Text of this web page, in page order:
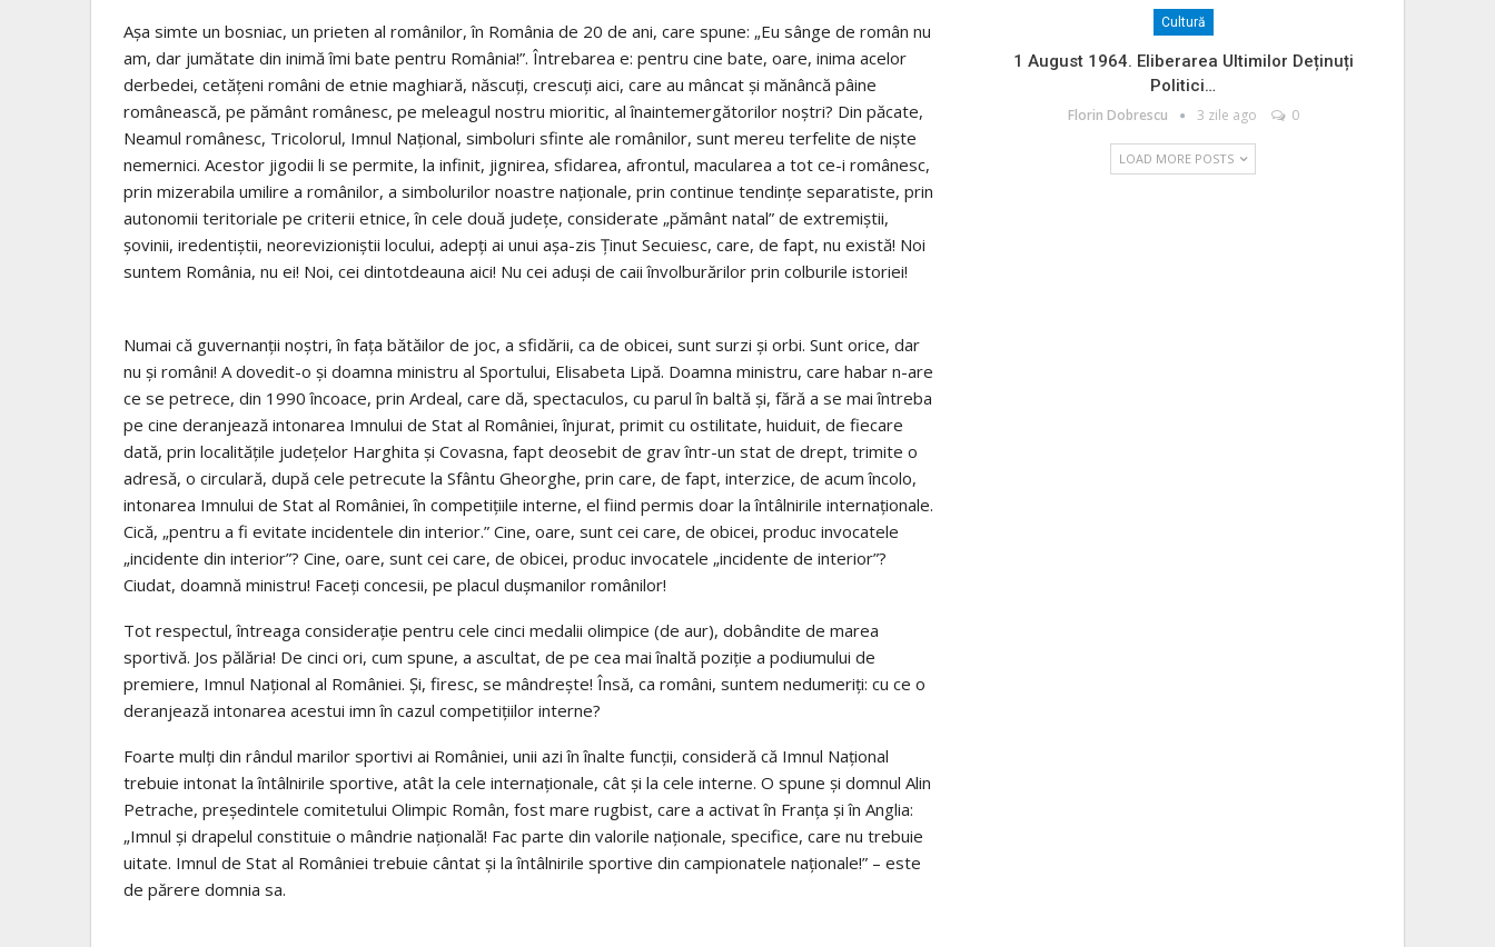
Așa simte un bosniac, un prieten al românilor, în România de 20 de ani, care spune: „Eu sânge de român nu
am, dar jumătate din inimă îmi bate pentru România!”. Întrebarea e: pentru cine bate, oare, inima acelor
derbedei, cetățeni români de etnie maghiară, născuți, crescuți aici, care au mâncat și mănâncă pâine
românească, pe pământ românesc, pe meleagul nostru mioritic, al înaintemergătorilor noștri? Din păcate,
Neamul românesc, Tricolorul, Imnul Național, simboluri sfinte ale românilor, sunt mereu terfelite de niște
nemernici. Acestor jigodii li se permite, la infinit, jignirea, sfidarea, afrontul, macularea a tot ce-i românesc,
prin mizerabila umilire a românilor, a simbolurilor noastre naționale, prin continue tendințe separatiste, prin
autonomii teritoriale pe criterii etnice, în cele două județe, considerate „pământ natal” de extremiștii,
șovinii, iredentiștii, neorevizioniștii locului, adepți ai unui așa-zis Ținut Secuiesc, care, de fapt, nu există! Noi
suntem România, nu ei! Noi, cei dintotdeauna aici! Nu cei aduși de caii învolburărilor prin colburile istoriei!
Numai că guvernanții noștri, în fața bătăilor de joc, a sfidării, ca de obicei, sunt surzi și orbi. Sunt orice, dar
nu și români! A dovedit-o și doamna ministru al Sportului, Elisabeta Lipă. Doamna ministru, care habar n-are
ce se petrece, din 1990 încoace, prin Ardeal, care dă, spectaculos, cu parul în baltă și, fără a se mai întreba
pe cine deranjează intonarea Imnului de Stat al României, înjurat, primit cu ostilitate, huiduit, de fiecare
dată, prin localitățile județelor Harghita și Covasna, fapt deosebit de grav într-un stat de drept, trimite o
adresă, o circulară, după cele petrecute la Sfântu Gheorghe, prin care, de fapt, interzice, de acum încolo,
intonarea Imnului de Stat al României, în competițiile interne, el fiind permis doar la întâlnirile internaționale.
Cică, „pentru a fi evitate incidentele din interior.” Cine, oare, sunt cei care, de obicei, produc invocatele
„incidente din interior”? Cine, oare, sunt cei care, de obicei, produc invocatele „incidente de interior”?
Ciudat, doamnă ministru! Faceți concesii, pe placul dușmanilor românilor!
Tot respectul, întreaga considerație pentru cele cinci medalii olimpice (de aur), dobândite de marea
sportivă. Jos pălăria! De cinci ori, cum spune, a ascultat, de pe cea mai înaltă poziție a podiumului de
premiere, Imnul Național al României. Și, firesc, se mândrește! Însă, ca români, suntem nedumeriți: cu ce o
deranjează intonarea acestui imn în cazul competițiilor interne?
Foarte mulți din rândul marilor sportivi ai României, unii azi în înalte funcții, consideră că Imnul Național
trebuie intonat la întâlnirile sportive, atât la cele internaționale, cât și la cele interne. O spune și domnul Alin
Petrache, președintele comitetului Olimpic Român, fost mare rugbist, care a activat în Franța și în Anglia:
„Imnul și drapelul constituie o mândrie națională! Fac parte din valorile naționale, specifice, care nu trebuie
uitate. Imnul de Stat al României trebuie cântat și la întâlnirile sportive din campionatele naționale!” – este
de părere domnia sa.
Cultură
1 August 1964. Eliberarea Ultimilor Deținuți
Politici…
Florin Dobrescu 3 zile ago 0
LOAD MORE POSTS